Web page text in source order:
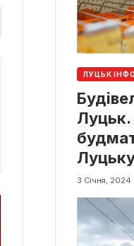
ЛУЦЬК ІНФО
Луцьк.
3 Січня, 2024